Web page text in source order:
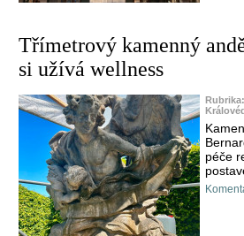
Třímetrový kamenný
si užívá wellness
Rubrika:
péče